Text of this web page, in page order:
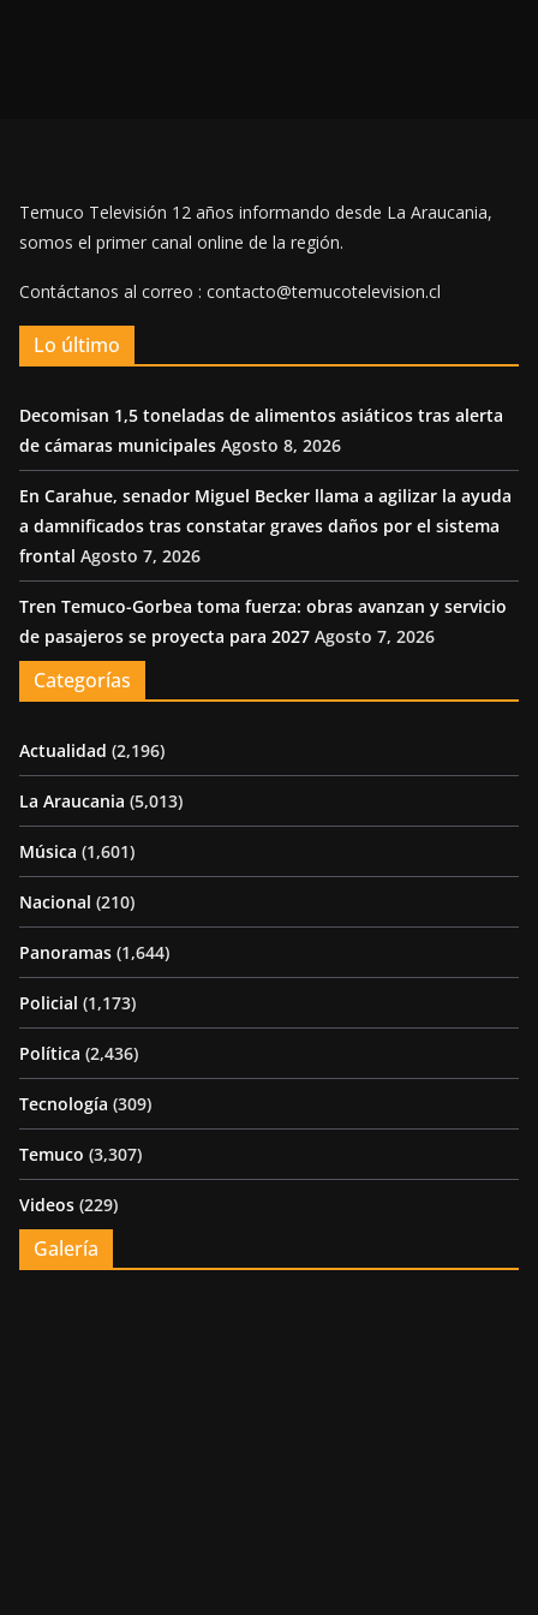
Temuco Televisión 12 años informando desde La Araucania,
somos el primer canal online de la región.
Contáctanos al correo : contacto@temucotelevision.cl
Lo último
Decomisan 1,5 toneladas de alimentos asiáticos tras alerta
de cámaras municipales Agosto 8, 2026
En Carahue, senador Miguel Becker llama a agilizar la ayuda
a damnificados tras constatar graves daños por el sistema
frontal Agosto 7, 2026
Tren Temuco-Gorbea toma fuerza: obras avanzan y servicio
de pasajeros se proyecta para 2027 Agosto 7, 2026
Categorías
Actualidad (2,196)
La Araucania (5,013)
Música (1,601)
Nacional (210)
Panoramas (1,644)
Policial (1,173)
Política (2,436)
Tecnología (309)
Temuco (3,307)
Videos (229)
Galería